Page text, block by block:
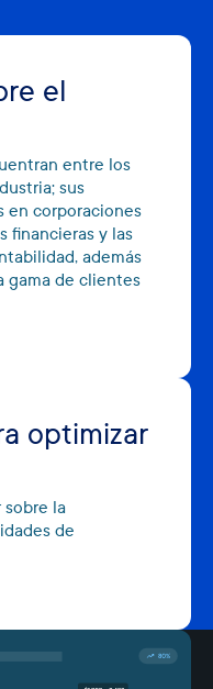
el
entre los
sus
en corporaciones
financieras y las
además
gama de clientes
optimizar
la
de